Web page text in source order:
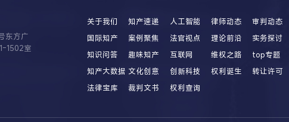
东方广
1502室
关于我们 知产速递 人工智能 律师动态
审判动态
国际知产
案例聚焦 法官视点 理论前沿
实务探讨
知识问答
趣味知产 互联网 维权之路
top专题
知产大数据 文化创意 创新科技 权利诞生
转让许可
法律宝库
裁判文书 权利查询